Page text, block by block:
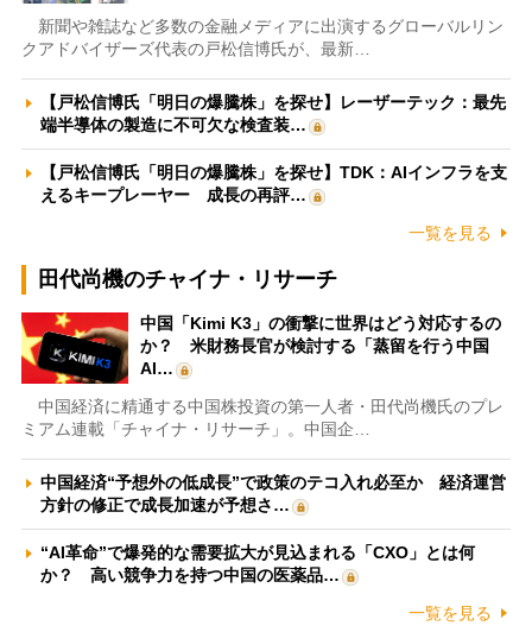
新聞や雑誌など多数の金融メディアに出演するグローバルリン
クアドバイザーズ代表の戸松信博氏が、最新…
【戸松信博氏「明日の爆騰株」を探せ】レーザーテック：最先
端半導体の製造に不可欠な検査装…
【戸松信博氏「明日の爆騰株」を探せ】TDK：AIインフラを支
えるキープレーヤー 成長の再評…
一覧を見る
田代尚機のチャイナ・リサーチ
中国「Kimi K3」の衝撃に世界はどう対応するの
か？ 米財務長官が検討する「蒸留を行う中国
AI…
中国経済に精通する中国株投資の第一人者・田代尚機氏のプレ
ミアム連載「チャイナ・リサーチ」。中国企…
中国経済“予想外の低成長”で政策のテコ入れ必至か 経済運営
方針の修正で成長加速が予想さ…
“AI革命”で爆発的な需要拡大が見込まれる「CXO」とは何
か？ 高い競争力を持つ中国の医薬品…
一覧を見る